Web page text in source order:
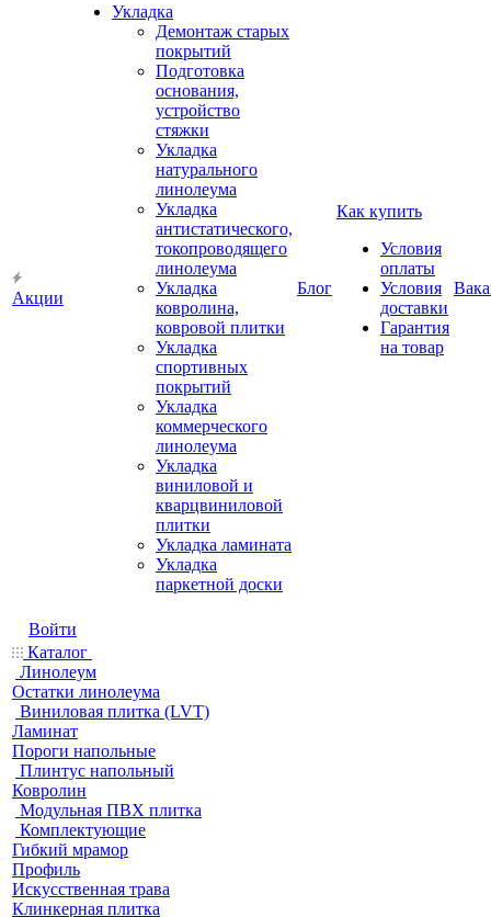
Акции
Укладка
Демонтаж старых
покрытий
Подготовка
основания,
устройство
стяжки
Укладка
натурального
линолеума
Укладка
антистатического,
токопроводящего
линолеума
Укладка
ковролина,
ковровой плитки
Укладка
спортивных
покрытий
Укладка
коммерческого
линолеума
Укладка
виниловой и
кварцвиниловой
плитки
Укладка ламината
Укладка
паркетной доски
Блог
Как купить
Условия
оплаты
Условия
доставки
Гарантия
на товар
Войти
Каталог
Линолеум
Остатки линолеума
Виниловая плитка (LVT)
Ламинат
Пороги напольные
Плинтус напольный
Ковролин
Модульная ПВХ плитка
Комплектующие
Гибкий мрамор
Профиль
Искусственная трава
Клинкерная плитка